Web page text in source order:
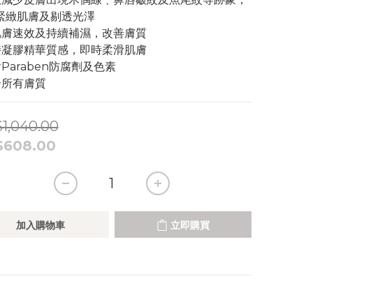
緻肌膚及剔透光澤
速效及持續補濕，改善膚質
膠精華質感，即時柔滑肌膚
防腐劑及色素
有膚質
加入購物車 立即購買